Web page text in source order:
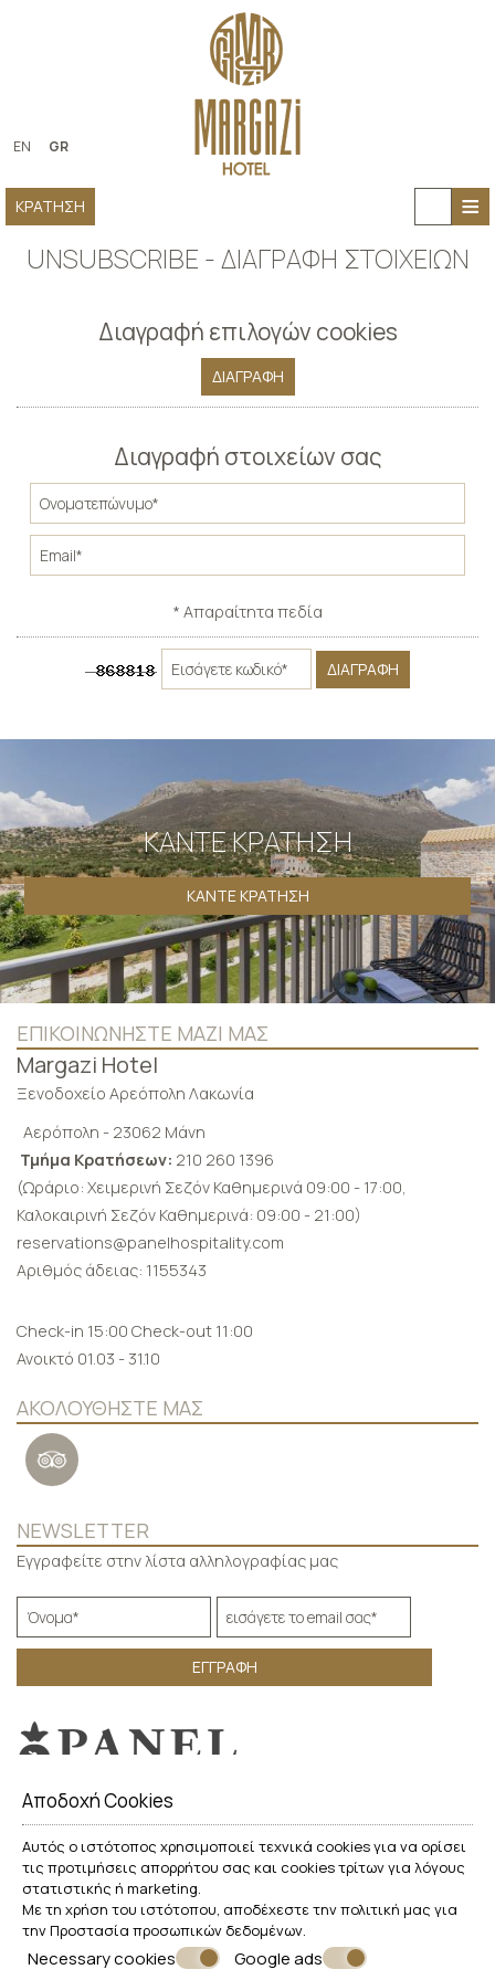
≡
EN GR
ΚΡΆΤΗΣΗ
ΑΡΧΙΚΉ
ΔΙΑΜΟΝΉ
ΠΑΡΟΧΈΣ
ΕΠΙΚΟΙΝΩΝΊΑ
UNSUBSCRIBE - ΔΙΑΓΡΑΦΉ ΣΤΟΙΧΕΊΩΝ
Διαγραφή επιλογών cookies
ΔΙΑΓΡΑΦΉ
Διαγραφή στοιχείων σας
* Απαραίτητα πεδία
ΔΙΑΓΡΑΦΉ
ΚΆΝΤΕ ΚΡΆΤΗΣΗ
ΚΆΝΤΕ ΚΡΆΤΗΣΗ
ΕΠΙΚΟΙΝΩΝΉΣΤΕ ΜΑΖΊ ΜΑΣ
Margazi Hotel
Ξενοδοχείο Αρεόπολη Λακωνία
Αερόπολη - 23062 Μάνη
Τμήμα Κρατήσεων: 210 260 1396
(Ωράριο: Χειμερινή Σεζόν Καθημερινά 09:00 - 17:00,
Καλοκαιρινή Σεζόν Καθημερινά: 09:00 - 21:00)
reservations@panelhospitality.com
Αριθμός άδειας: 1155343
Check-in 15:00 Check-out 11:00
Ανοικτό 01.03 - 31.10
ΑΚΟΛΟΥΘΉΣΤΕ ΜΑΣ
NEWSLETTER
Εγγραφείτε στην λίστα αλληλογραφίας μας
ΕΓΓΡΑΦΉ
© Powered by Marinet
︿
Αποδοχή Cookies
Αυτός ο ιστότοπος χρησιμοποιεί τεχνικά cookies για να ορίσει
τις προτιμήσεις απορρήτου σας και cookies τρίτων για λόγους
στατιστικής ή marketing.
Με τη χρήση του ιστότοπου, αποδέχεστε την πολιτική μας για
τηνΠροστασία προσωπικών δεδομένων.
Necessary cookies
Google ads